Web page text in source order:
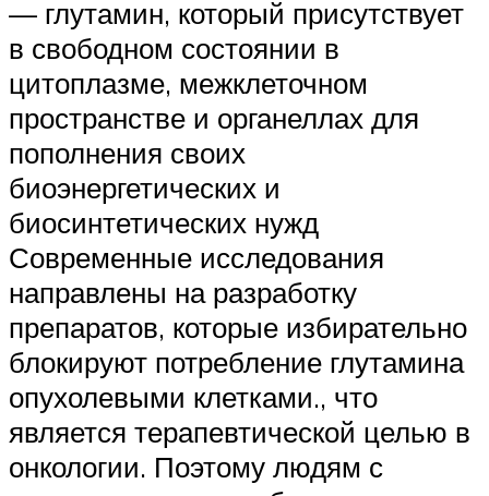
— глутамин, который присутствует
в свободном состоянии в
цитоплазме, межклеточном
пространстве и органеллах для
пополнения своих
биоэнергетических и
биосинтетических нужд
Современные исследования
направлены на разработку
препаратов, которые избирательно
блокируют потребление глутамина
опухолевыми клетками., что
является терапевтической целью в
онкологии. Поэтому людям с